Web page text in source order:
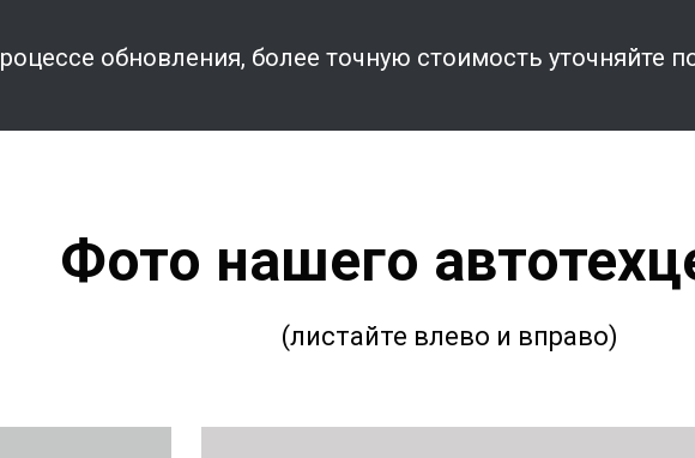
обновления, более точную стоимость уточняйте
Фото нашего
(листайте влево и вправо)